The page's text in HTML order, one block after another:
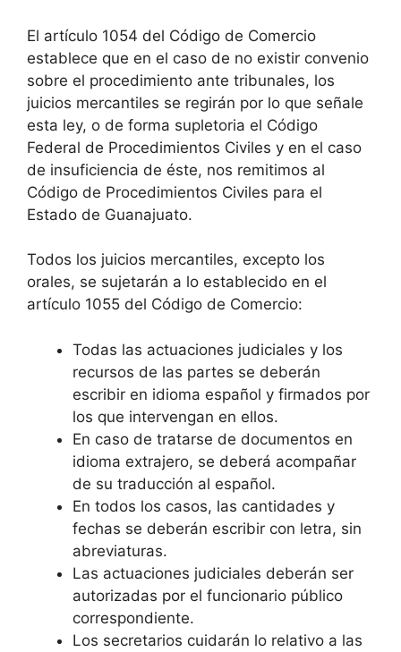
El artículo 1054 del Código de Comercio
establece que en el caso de no existir convenio
sobre el procedimiento ante tribunales, los
juicios mercantiles se regirán por lo que señale
esta ley, o de forma supletoria el Código
Federal de Procedimientos Civiles y en el caso
de insuficiencia de éste, nos remitimos al
Código de Procedimientos Civiles para el
Estado de Guanajuato.
Todos los juicios mercantiles, excepto los
orales, se sujetarán a lo establecido en el
artículo 1055 del Código de Comercio:
Todas las actuaciones judiciales y los
recursos de las partes se deberán
escribir en idioma español y firmados por
los que intervengan en ellos.
En caso de tratarse de documentos en
idioma extrajero, se deberá acompañar
de su traducción al español.
En todos los casos, las cantidades y
fechas se deberán escribir con letra, sin
abreviaturas.
Las actuaciones judiciales deberán ser
autorizadas por el funcionario público
correspondiente.
Los secretarios cuidarán lo relativo a las